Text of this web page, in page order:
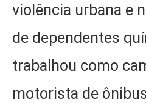
violência urbana e
de dependentes
trabalhou como
motorista de